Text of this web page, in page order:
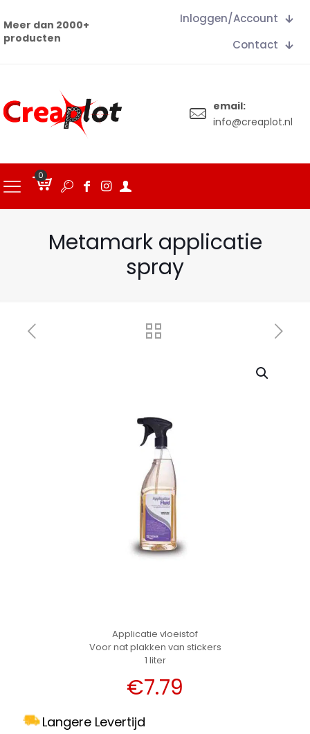
Meer dan 2000+
producten
Inloggen/Account
Contact
email:
info@creaplot.nl
0
Metamark applicatie
spray
Applicatie vloeistof
Voor nat plakken van stickers
1 liter
€7.79
Langere Levertijd